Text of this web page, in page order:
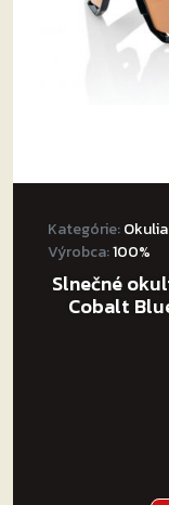
Kategórie:
Výrobca:100%
Slnečné
Cobalt